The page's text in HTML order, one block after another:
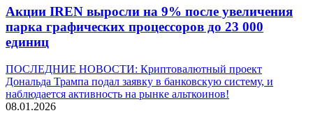
Акции IREN выросли на 9% после увеличения
парка графических процессоров до 23 000
единиц
ПОСЛЕДНИЕ НОВОСТИ: Криптовалютный проект
Дональда Трампа подал заявку в банковскую систему, и
наблюдается активность на рынке альткоинов!
08.01.2026